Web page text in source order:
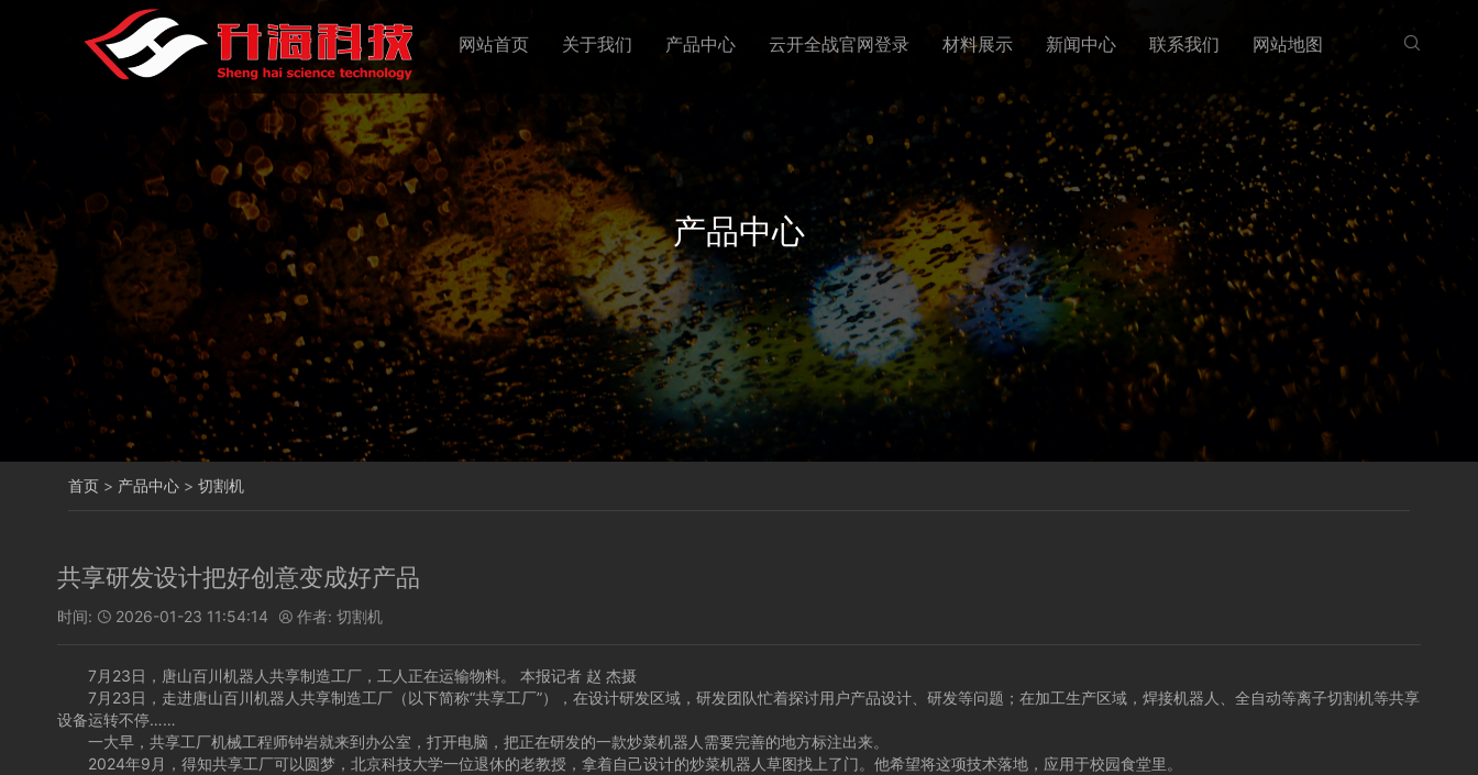

网站首页 关于我们 产品中心 云开全战官网登录 材料展示 新闻中心 联系我们 网站地图
产品中心
首页 > 产品中心 > 切割机
共享研发设计把好创意变成好产品
时间:  2026-01-23 11:54:14  作者: 切割机
7月23日，唐山百川机器人共享制造工厂，工人正在运输物料。 本报记者 赵 杰摄
7月23日，走进唐山百川机器人共享制造工厂（以下简称“共享工厂”），在设计研发区域，研发团队忙着探讨用户产品设计、研发等问题；在加工生产区域，焊接机器人、全自动等离子切割机等共享
设备运转不停……
一大早，共享工厂机械工程师钟岩就来到办公室，打开电脑，把正在研发的一款炒菜机器人需要完善的地方标注出来。
2024年9月，得知共享工厂可以圆梦，北京科技大学一位退休的老教授，拿着自己设计的炒菜机器人草图找上了门。他希望将这项技术落地，应用于校园食堂里。